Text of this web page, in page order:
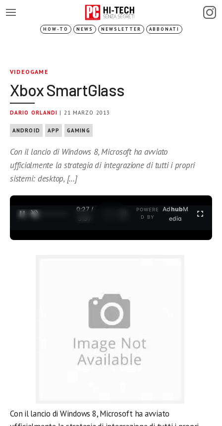
HOW-TO NEWS NEWSLETTER ABBONATI
VIDEOGAME
Xbox SmartGlass
DARIO ORLANDI | 21 MARZO 2013
ANDROID APP GAMING
Con il lancio di Windows 8, Microsoft ha avviato
ufficialmente la strategia di integrazione di tutti i propri
sistemi: desktop, […]
0:27 /
3:37
POWERE
D BY
AdhubM
edia
Con il lancio di Windows 8, Microsoft ha avviato